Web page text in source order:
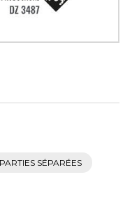
SÉPARÉES